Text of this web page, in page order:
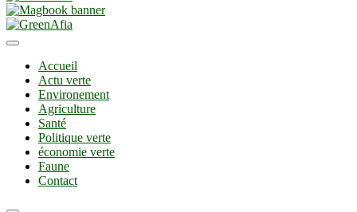
GreenAfia
Accueil
Actu verte
Environement
Agriculture
Santé
Politique verte
économie verte
Faune
Contact